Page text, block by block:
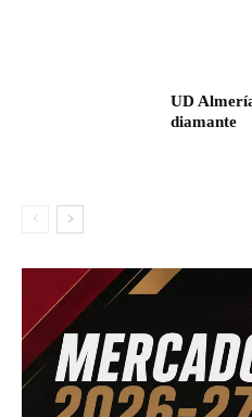
UD
diamante